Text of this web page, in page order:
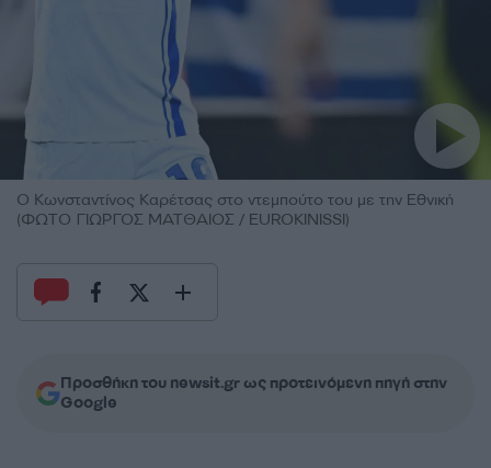
Ο Κωνσταντίνος Καρέτσας στο ντεμπούτο του με την Εθνική
(ΦΩΤΟ ΓΙΩΡΓΟΣ ΜΑΤΘΑΙΟΣ / EUROKINISSI)
Προσθήκη του newsit.gr ως προτεινόμενη πηγή στην
Google